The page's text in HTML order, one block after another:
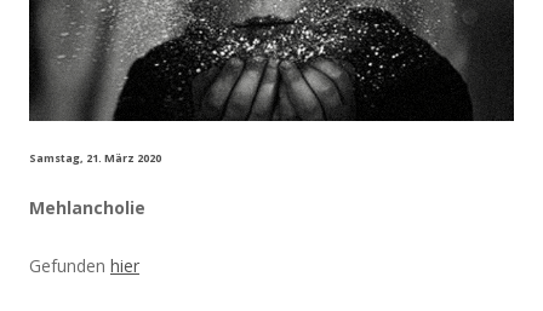
Samstag, 21. März 2020
Mehlancholie
Gefunden hier